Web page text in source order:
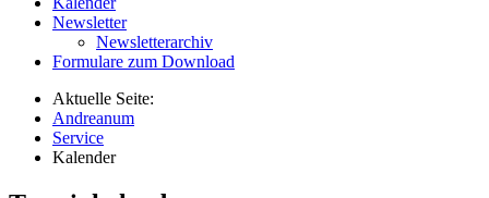
Newsletter
Newsletterarchiv
Formulare zum Download
Aktuelle Seite:
Andreanum
Service
Kalender